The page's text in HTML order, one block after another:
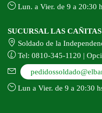
Lun. a Vier. de 9 a 20:30
SUCURSAL LAS CAÑITAS
Soldado de la
Tel: 0810-345-1120 |
Lun a Vier. de 9 a 20:30